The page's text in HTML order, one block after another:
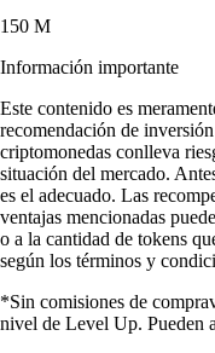
150 M
Información importante
Este contenido es
recomendación de
criptomonedas conlleva
situación del mercado.
es el adecuado. Las
ventajas mencionadas
o a la cantidad de tokens
según los términos y
*Sin comisiones de
nivel de Level Up. Pueden